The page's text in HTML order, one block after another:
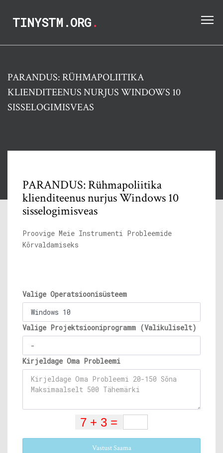
TINYSTM.ORG.
PARANDUS: RÜHMAPOLIITIKA
KLIENDITEENUS NURJUS WINDOWS 10
SISSELOGIMISVEAS
PARANDUS: Rühmapoliitika
klienditeenus nurjus Windows 10
sisselogimisveas
Proovige Meie Instrumenti Probleemide
Kõrvaldamiseks
Valige Operatsioonisüsteem
Valige Projektsiooniprogramm (Valikuliselt)
Kirjeldage Oma Probleemi
Vastust Saama